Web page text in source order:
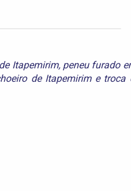
Itapemirim, peneu furado
de Itapemirime troca